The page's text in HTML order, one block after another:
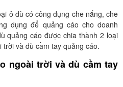
ô dù có công dụng che nắng, che
dụng để quảng cáo cho doanh
quảng cáo được chia thành 2 loại
và dù cầm tay quảng cáo.
ngoài trời và dù cầm tay